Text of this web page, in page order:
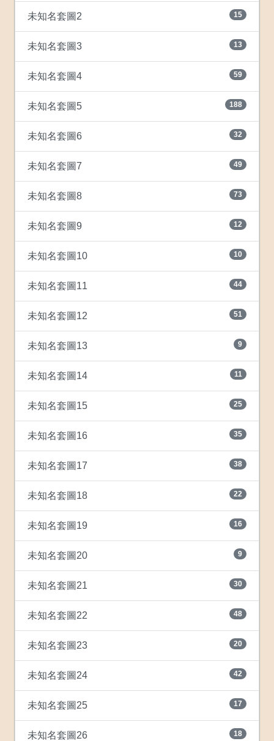
未知名套圖2 15
未知名套圖3 13
未知名套圖4 59
未知名套圖5 188
未知名套圖6 32
未知名套圖7 49
未知名套圖8 73
未知名套圖9 12
未知名套圖10 10
未知名套圖11 44
未知名套圖12 51
未知名套圖13 9
未知名套圖14 11
未知名套圖15 25
未知名套圖16 35
未知名套圖17 38
未知名套圖18 22
未知名套圖19 16
未知名套圖20 9
未知名套圖21 30
未知名套圖22 48
未知名套圖23 20
未知名套圖24 42
未知名套圖25 17
未知名套圖26 18